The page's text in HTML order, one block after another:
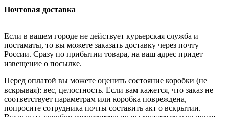
Почтовая доставка
Если в вашем городе не действует курьерская служба и
постаматы, то вы можете заказать доставку через почту
России. Сразу по прибытии товара, на ваш адрес придет
извещение о посылке.
Перед оплатой вы можете оценить состояние коробки (не
вскрывая): вес, целостность. Если вам кажется, что заказ не
соответствует параметрам или коробка повреждена,
попросите сотрудника почты составить акт о вскрытии.